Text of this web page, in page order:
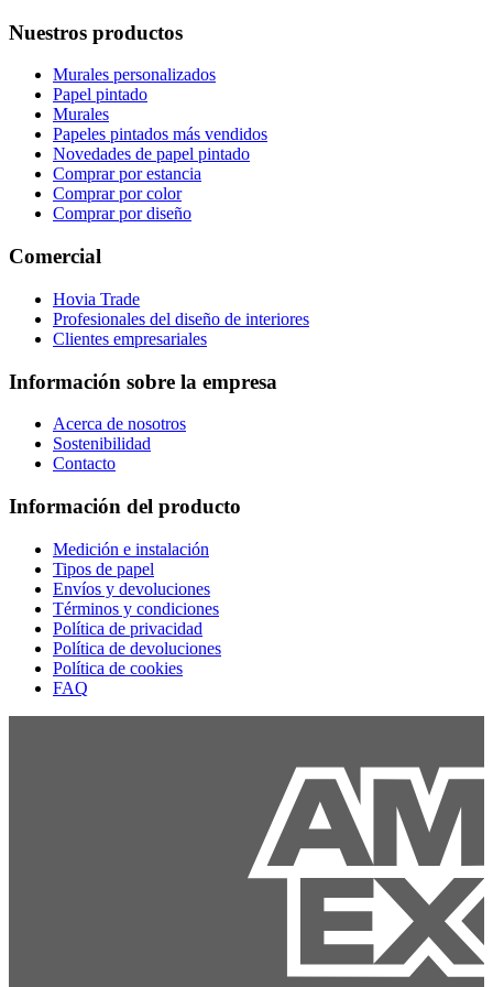
Nuestros productos
Murales personalizados
Papel pintado
Murales
Papeles pintados más vendidos
Novedades de papel pintado
Comprar por estancia
Comprar por color
Comprar por diseño
Comercial
Hovia Trade
Profesionales del diseño de interiores
Clientes empresariales
Información sobre la empresa
Acerca de nosotros
Sostenibilidad
Contacto
Información del producto
Medición e instalación
Tipos de papel
Envíos y devoluciones
Términos y condiciones
Política de privacidad
Política de devoluciones
Política de cookies
FAQ